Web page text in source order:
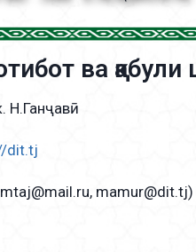
ва
Н.Ганҷавӣ
dit.tj
mamur@dit.tj)